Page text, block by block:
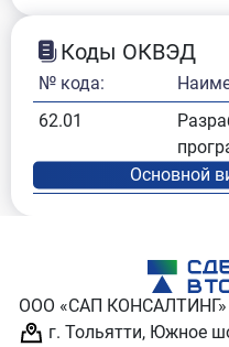
Коды ОКВЭД
№ кода:
62.01
ООО «САП КОНСАЛТИНГ»
г. Тольятти, Южное